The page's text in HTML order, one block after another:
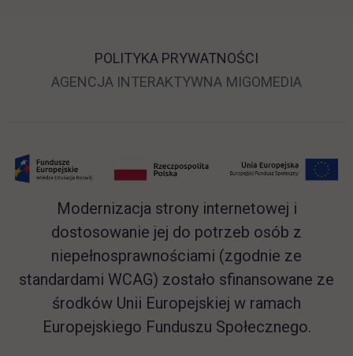
POLITYKA PRYWATNOŚCI
AGENCJA INTERAKTYWNA LINK OTWIERA SIĘ
MIGOMEDIA
Modernizacja strony internetowej i
dostosowanie jej do potrzeb osób z
niepełnosprawnościami (zgodnie ze
standardami WCAG) zostało sfinansowane ze
środków Unii Europejskiej w ramach
Europejskiego Funduszu Społecznego.